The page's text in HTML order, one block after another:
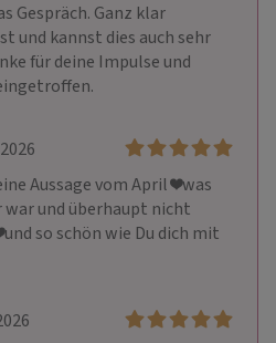
Gespräch. Ganz klar
und kannst dies auch sehr
für deine Impulse und
Aussage vom April ❤️was
war und überhaupt nicht
so schön wie Du dich mit